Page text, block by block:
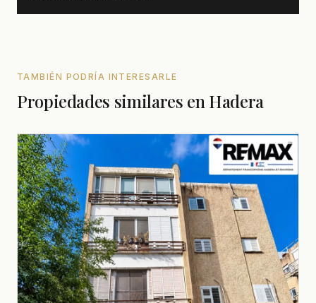
TAMBIÉN PODRÍA INTERESARLE
Propiedades similares en Hadera